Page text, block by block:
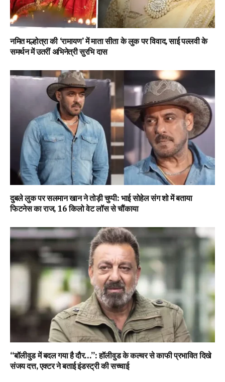
नमित मल्होत्रा की ‘रामायण’ में माता सीता के लुक पर विवाद, साई पल्लवी के
समर्थन में उतरीं अभिनेत्री सुरभि दास
दुबले लुक पर सलमान खान ने तोड़ी चुप्पी: भाई सोहेल संग शो में बताया
फिटनेस का राज, 16 किलो वेट लॉस से चौंकाया
“बॉलीवुड में बदल गया है दौर…”: हॉलीवुड के कल्चर से काफी प्रभावित दिखे
संजय दत्त, एक्टर ने बताई इंडस्ट्री की सच्चाई